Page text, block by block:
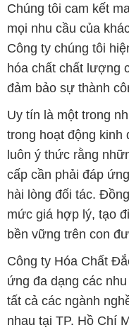
Chúng tôi cam kết
mọi nhu cầu của
Công ty chúng tôi
hóa chất chất lượng
đảm bảo sự thành
Uy tín là một trong
trong hoạt động kinh
luôn ý thức rằng
cấp cần phải đáp
hài lòng đối tác.
mức giá hợp lý, tạo
bền vững trên con
Công ty Hóa Chất
ứng đa dạng các
tất cả các ngành
nhau tại TP. Hồ Chí